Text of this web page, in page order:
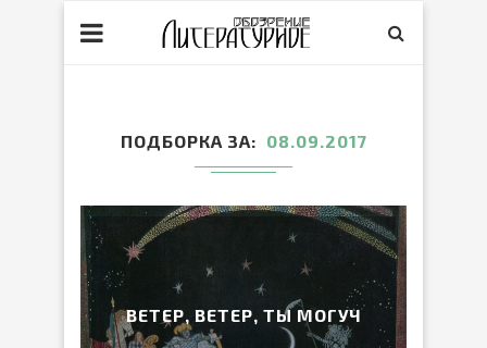
ПОДБОРКА ЗА 08.09.2017
ВЕТЕР, ВЕТЕР, ТЫ МОГУЧ